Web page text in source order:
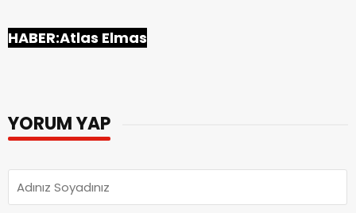
HABER:Atlas Elmas
YORUM YAP